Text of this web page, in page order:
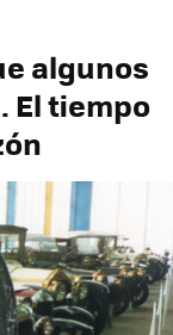
algunos
El tiempo